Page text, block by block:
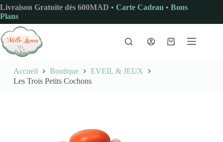
Passer
au
contenu
Livraison Gratuite dès 600MAD • Carte Cadeau • Bons
Plans
Panier
Accueil Boutique
EVEIL & JEUX
Les Trois Petits Cochons